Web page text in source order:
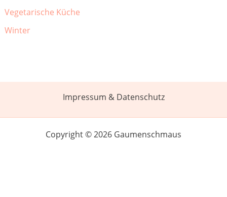
Vegetarische Küche
Winter
Impressum & Datenschutz
Copyright © 2026 Gaumenschmaus